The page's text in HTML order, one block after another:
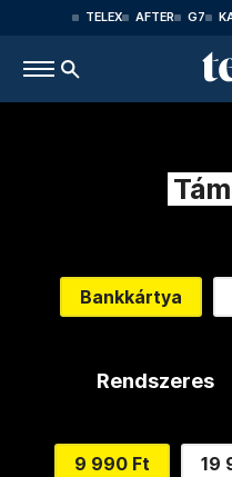
TELEX AFTER G7
Bankkártya
Rendszeres
9 990 Ft 19